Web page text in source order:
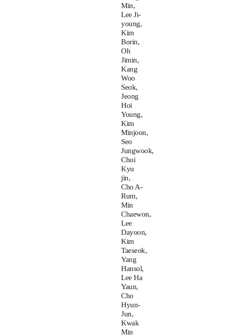
Min,
Lee Ji-
young,
Kim
Borin,
Oh
Jimin,
Kang
Woo
Seok,
Jeong
Hoi
Young,
Kim
Minjoon,
Seo
Jungwook,
Choi
Kyu
jin,
Cho A-
Rum,
Min
Chaewon,
Lee
Dayoon,
Kim
Taeseok,
Yang
Hansol,
Lee Ha
Yaun,
Cho
Hyun-
Jun,
Kwak
Min